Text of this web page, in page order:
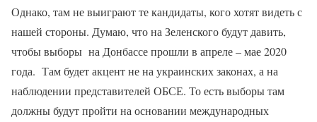
Однако, там не выиграют те кандидаты, кого хотят видеть с
нашей стороны. Думаю, что на Зеленского будут давить,
чтобы выборы на Донбассе прошли в апреле – мае 2020
года. Там будет акцент не на украинских законах, а на
наблюдении представителей ОБСЕ. То есть выборы там
должны будут пройти на основании международных